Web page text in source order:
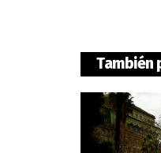
También